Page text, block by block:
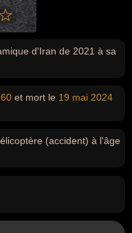
d'Iran de 2021 à sa
et mort le 19 mai 2024
(accident) à l'âge